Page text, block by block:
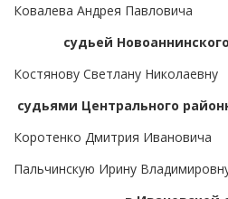
Ковалева Андрея Павловича
судьей
Костянову Светлану Николаевну
судьями Центрального
Коротенко Дмитрия Ивановича
Пальчинскую Ирину